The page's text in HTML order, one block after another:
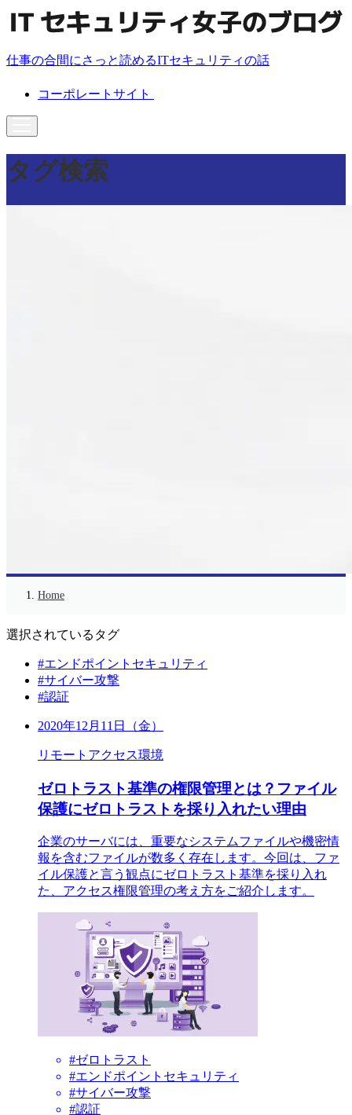
仕事の合間にさっと読めるITセキュリティの話
コーポレートサイト
タグ検索
Home
選択されているタグ
#エンドポイントセキュリティ
#サイバー攻撃
#認証
2020年12月11日（金）
リモートアクセス環境
ゼロトラスト基準の権限管理とは？ファイル
保護にゼロトラストを採り入れたい理由
企業のサーバには、重要なシステムファイルや機密情
報を含むファイルが数多く存在します。今回は、ファ
イル保護と言う観点にゼロトラスト基準を採り入れ
た、アクセス権限管理の考え方をご紹介します。
#ゼロトラスト
#エンドポイントセキュリティ
#サイバー攻撃
#認証